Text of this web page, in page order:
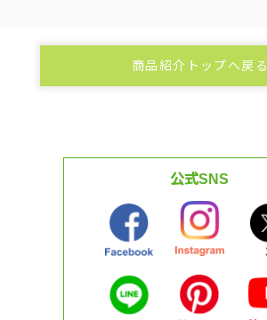
商品紹介トップへ戻る
公式SNS